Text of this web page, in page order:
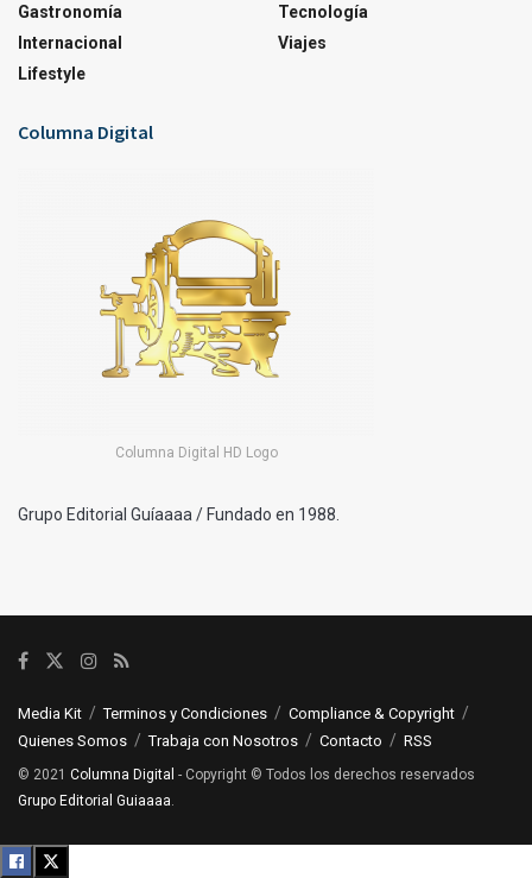
Gastronomía
Internacional
Lifestyle
Tecnología
Viajes
Columna Digital
Columna Digital HD Logo
Grupo Editorial Guíaaaa / Fundado en 1988.
Media Kit Terminos y Condiciones
Compliance & Copyright
Quienes Somos
Trabaja con Nosotros Contacto RSS
© 2021 Columna Digital - Copyright © Todos los derechos reservados
Grupo Editorial Guiaaaa